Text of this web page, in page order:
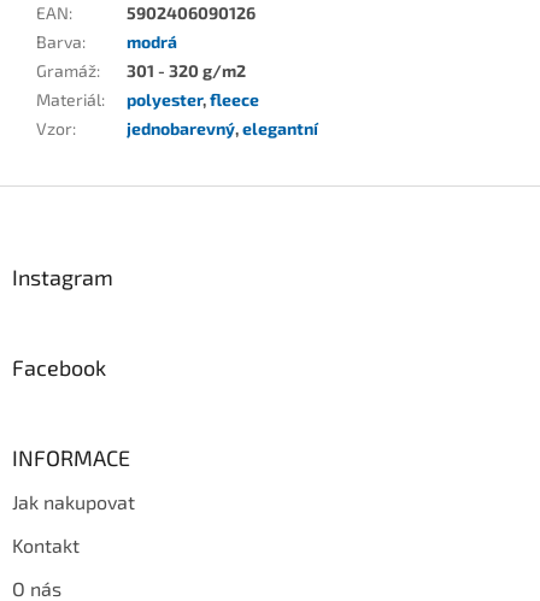
EAN:
5902406090126
Barva:
modrá
Gramáž:
301 - 320 g/m2
Materiál: polyester,fleece
Vzor: jednobarevný,elegantní
Instagram
Facebook
INFORMACE
Jak nakupovat
Kontakt
O nás